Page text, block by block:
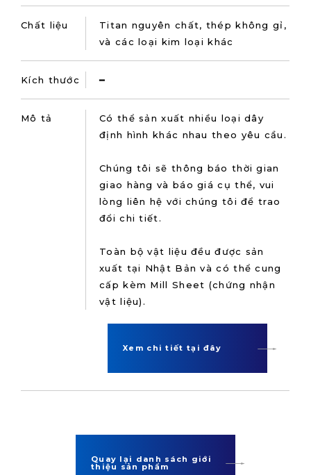
Chất liệu
Titan nguyên chất, thép không gỉ,
và các loại kim loại khác
Kích thước ━
Mô tả
Có thể sản xuất nhiều loại dây
định hình khác nhau theo yêu cầu.
Chúng tôi sẽ thông báo thời gian
giao hàng và báo giá cụ thể, vui
lòng liên hệ với chúng tôi để trao
đổi chi tiết.
Toàn bộ vật liệu đều được sản
xuất tại Nhật Bản và có thể cung
cấp kèm Mill Sheet (chứng nhận
vật liệu).
Xem chi tiết tại đây
Quay lại danh sách giới
thiệu sản phẩm